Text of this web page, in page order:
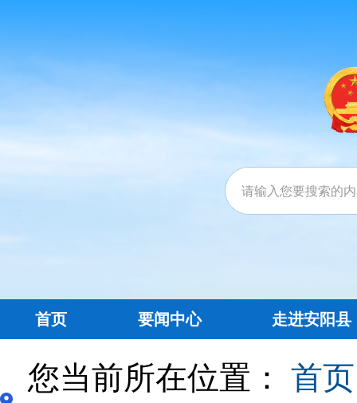
首页 要闻中心 走进安阳县
您当前所在位置： 首页